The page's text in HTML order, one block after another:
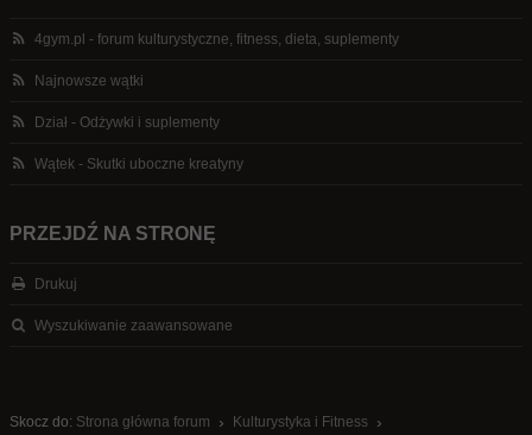
4gym.pl - forum kulturystyczne, fitness, dieta, suplementy
Najnowsze wątki
Dział - Odżywki i suplementy
Wątek - Skutki uboczne kreatyny
PRZEJDŹ NA STRONĘ
Drukuj
Wyszukiwanie zaawansowane
Skocz do: Strona główna forum Kulturystyka i Fitness